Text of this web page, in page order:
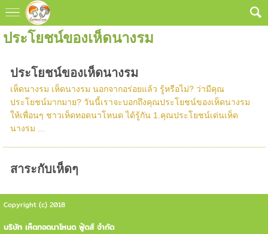
ประโยชน์ของเห็ดนางรม
ประโยชน์ของเห็ดนางรม
เห็ดนางรม เห็ดนางรม นอกจากอร่อยแล้ว รู้หรือไม่? ว่ามีคุณ
ประโยชน์มากมาย? วันนี้เราจะบอกถึงคุณประโยชน์ของเห็ดนางรม
ให้เพื่อนๆ ชาวเห็ดทอดนาโหนด ได้รู้กัน 1.คุณประโยชน์เด่นเห็ด
นางรม ...
สาระกับเห็ดๆ
Copyright (c) 2018
บริษัท เห็ดทอดนาโหนด ฟู้ดส์ จำกัด